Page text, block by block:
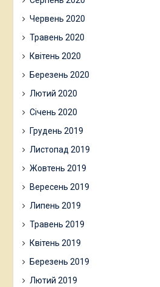
Червень 2020
Травень 2020
Квітень 2020
Березень 2020
Лютий 2020
Січень 2020
Грудень 2019
Листопад 2019
Жовтень 2019
Вересень 2019
Липень 2019
Травень 2019
Квітень 2019
Березень 2019
Лютий 2019